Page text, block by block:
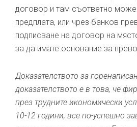
договор и там съответно
предплата, или чрез банков
подписване на договор на
за да имате основание за
Доказателството за
доказателството е в това, че
през трудните икономически
10-12 години, все по-успешно